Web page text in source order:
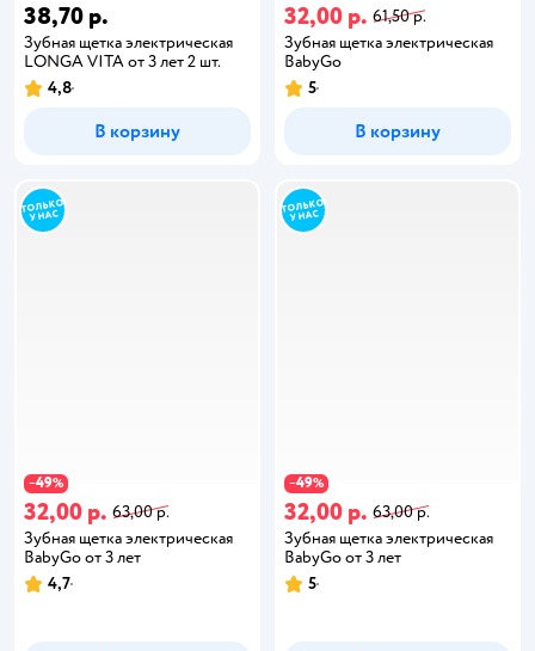
38,70 р.
Зубная щетка электрическая
LONGA VITA от 3 лет 2 шт.
4,8
В корзину
32,00 р. 61,50 р.
Зубная щетка электрическая
BabyGo
5
В корзину
−49%
32,00 р. 63,00 р.
Зубная щетка электрическая
BabyGo от 3 лет
4,7
−49%
32,00 р. 63,00 р.
Зубная щетка электрическая
BabyGo от 3 лет
5